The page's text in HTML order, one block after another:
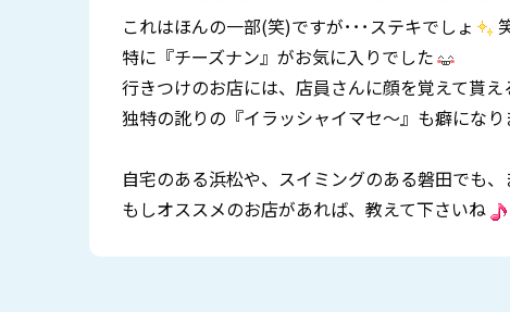
これはほんの一部(笑)ですが･･･ステキでしょ
特に『チーズナン』がお気に入りでした
行きつけのお店には、店員さんに顔を覚えて貰
独特の訛りの『イラッシャイマセ～』も癖にな
自宅のある浜松や、スイミングのある磐田でも
もしオススメのお店があれば、教えて下さいね